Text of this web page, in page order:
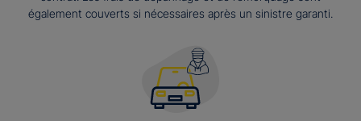
également couverts si nécessaires après un sinistre garanti.